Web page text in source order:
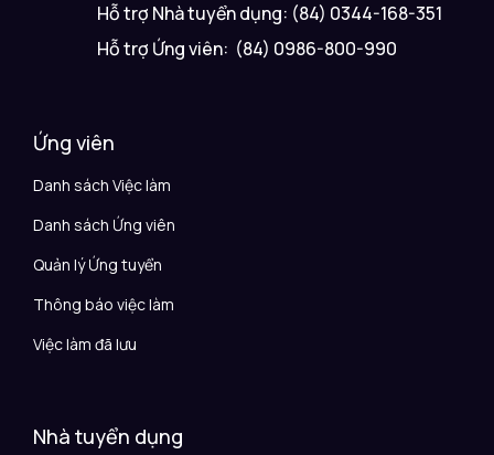
Hỗ trợ Nhà tuyển dụng: (84) 0344-168-351
Hỗ trợ Ứng viên: (84) 0986-800-990
Ứng viên
Danh sách Việc làm
Danh sách Ứng viên
Quản lý Ứng tuyển
Thông báo việc làm
Việc làm đã lưu
Nhà tuyển dụng